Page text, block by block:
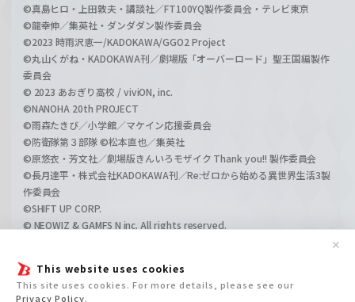
This website uses cookies
This site uses cookies. For more details, please see our
Privacy Policy.
✕
©真島ヒロ・上田敦夫・講談社／FT100YQ製作委員会・テレビ東京
©龍幸伸／集英社・ダンダダン製作委員会
©2023 時雨沢恵一/KADOKAWA/GGO2 Project
©丸山くがね・KADOKAWA刊／劇場版「オーバーロード」聖王国編製作
委員会
© 2023 あおぎり高校 / viviON, inc.
©NANOHA 20th PROJECT
©雨森たきび／小学館／マケイン応援委員会
©防衛隊第３部隊 ©松本直也／集英社
©原悠衣・芳文社／劇場版きんいろモザイク Thank you!! 製作委員会
©長月達平・株式会社KADOKAWA刊／Re:ゼロから始める異世界生活3製
作委員会
©SHIFT UP CORP.
© NEOWIZ & GAMFS N inc. All rights reserved.
©GIRLS und PANZER Film Projekt
©GIRLS und PANZER Finale Projekt